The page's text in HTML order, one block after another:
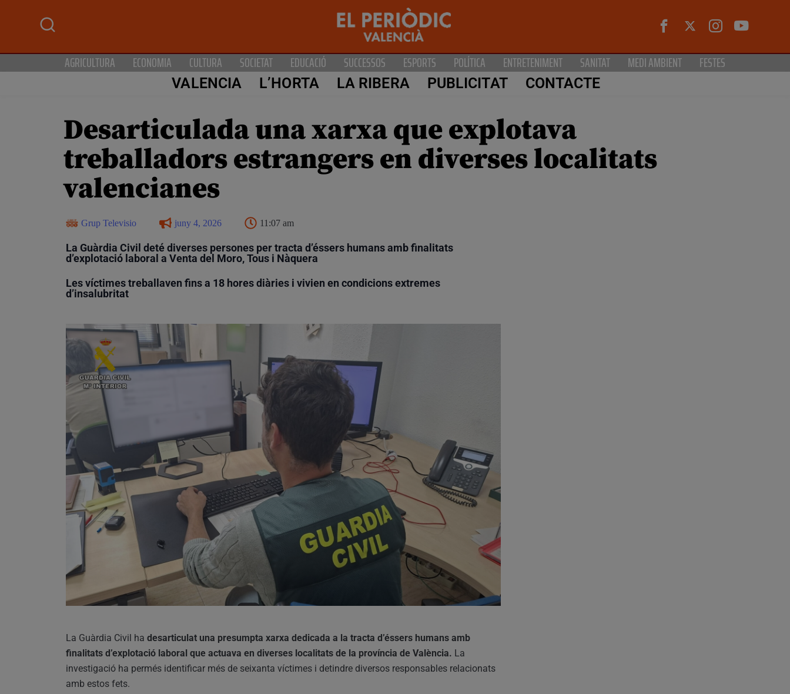
AGRICULTURA ECONOMIA CULTURA SOCIETAT EDUCACIÓ SUCCESSOS ESPORTS POLÍTICA ENTRETENIMENT SANITAT MEDI AMBIENT FESTES
VALENCIA L’HORTA LA RIBERA PUBLICITAT CONTACTE
Desarticulada una xarxa que explotava
treballadors estrangers en diverses localitats
valencianes
Grup Televisio juny 4, 2026 11:07 am
La Guàrdia Civil deté diverses persones per tracta d’éssers humans amb finalitats
d’explotació laboral a Venta del Moro, Tous i Nàquera
Les víctimes treballaven fins a 18 hores diàries i vivien en condicions extremes
d’insalubritat
La Guàrdia Civil ha desarticulat una presumpta xarxa dedicada a la tracta d’éssers humans amb
finalitats d’explotació laboral que actuava en diverses localitats de la província de València. La
investigació ha permés identificar més de seixanta víctimes i detindre diversos responsables relacionats
amb estos fets.